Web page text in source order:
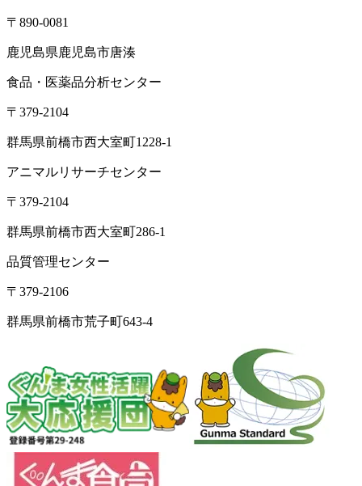
〒890-0081
鹿児島県鹿児島市唐湊
食品・医薬品分析センター
〒379-2104
群馬県前橋市西大室町1228-1
アニマルリサーチセンター
〒379-2104
群馬県前橋市西大室町286-1
品質管理センター
〒379-2106
群馬県前橋市荒子町643-4